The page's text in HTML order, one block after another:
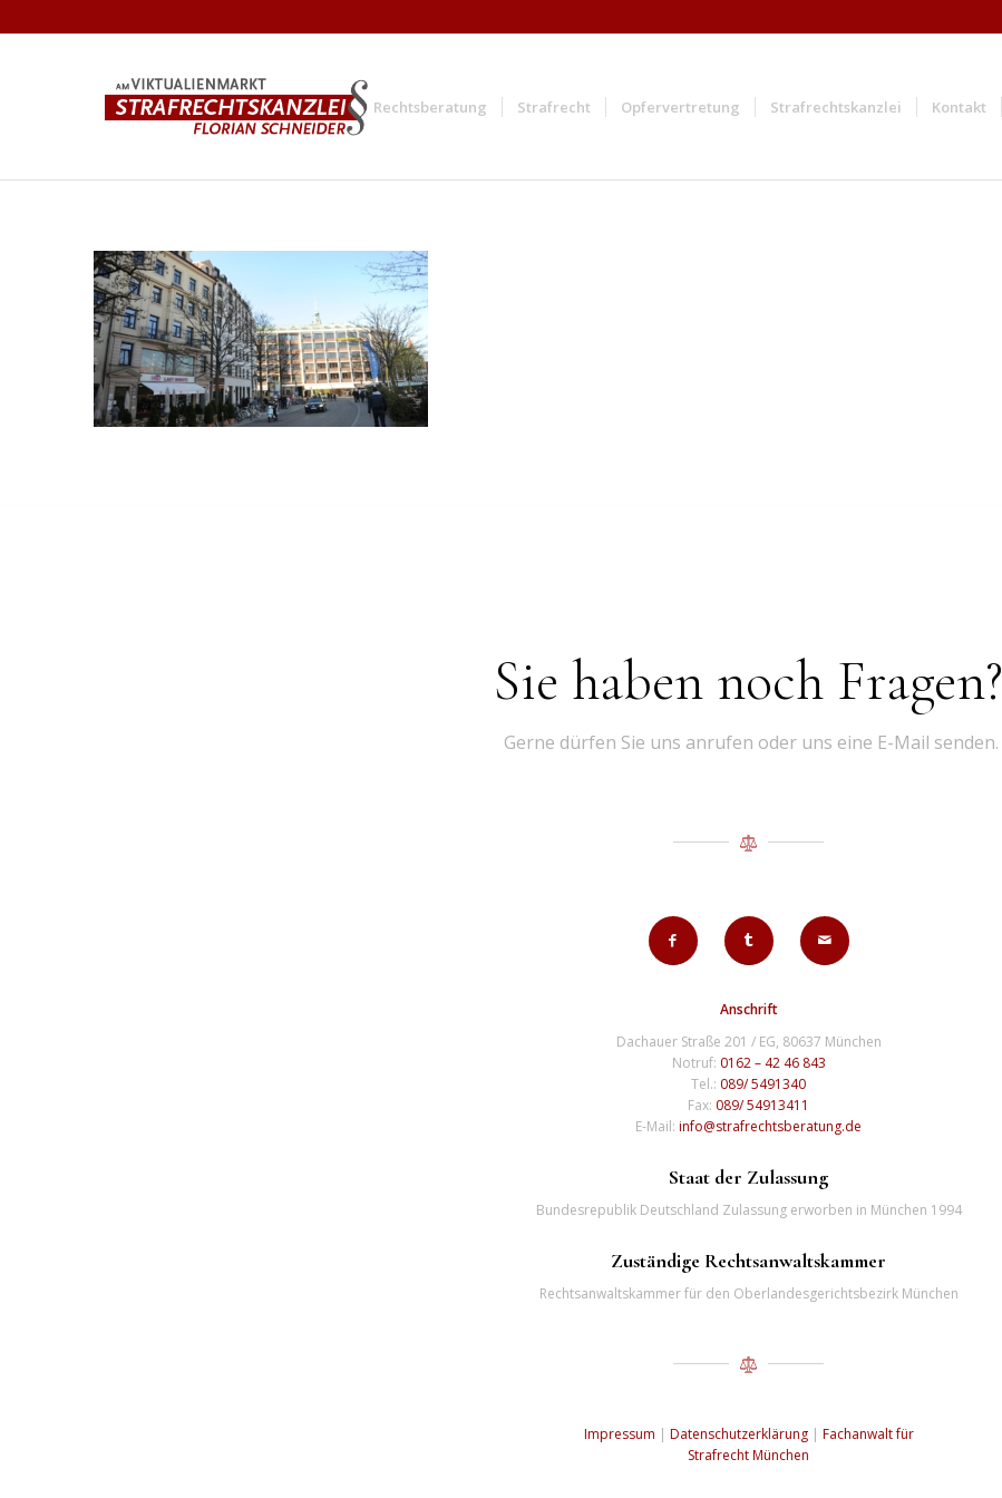
Rechtsberatung Strafrecht Opfervertretung Strafrechtskanzlei Kontakt
Sie haben noch Fragen?
Gerne dürfen Sie uns anrufen oder uns eine E-Mail senden.
Anschrift
Dachauer Straße 201 / EG, 80637 München
Notruf: 0162 – 42 46 843
Tel.: 089/ 5491340
Fax: 089/ 54913411
E-Mail:info@strafrechtsberatung.de
Staat der Zulassung
Bundesrepublik Deutschland Zulassung erworben in München 1994
Zuständige Rechtsanwaltskammer
Rechtsanwaltskammer für den Oberlandesgerichtsbezirk München
Impressum | Datenschutzerklärung| Fachanwalt für
Strafrecht München